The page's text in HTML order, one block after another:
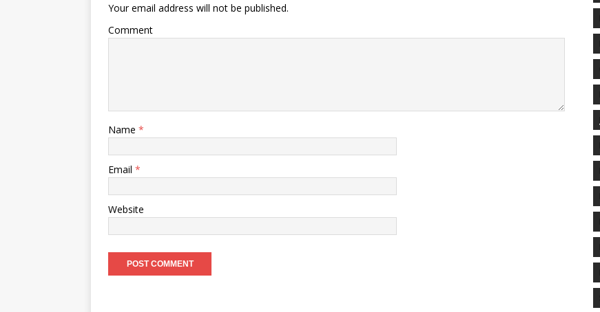
Your email address will not be published.
Comment
Name *
Email *
Website